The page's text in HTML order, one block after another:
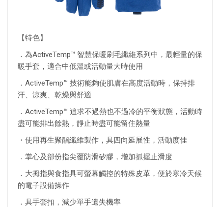
【特色】
．為ActiveTemp™ 智慧保暖刷毛纖維系列中，最輕量的保
暖手套，適合中低溫或活動量大時使用
． ActiveTemp™ 技術能夠使肌膚在高度活動時，保持排
汗、涼爽、乾燥與舒適
． ActiveTemp™ 追求不過熱也不過冷的平衡狀態，活動時
盡可能排出餘熱，靜止時盡可能留住熱量
・使用再生聚酯纖維製作，具四向延展性，活動度佳
． 掌心及部份指尖覆防滑矽膠，增加抓握止滑度
． 大拇指與食指具可螢幕觸控的特殊皮革，便於寒冷天候
的電子設備操作
． 具手套扣，減少單手遺失機率